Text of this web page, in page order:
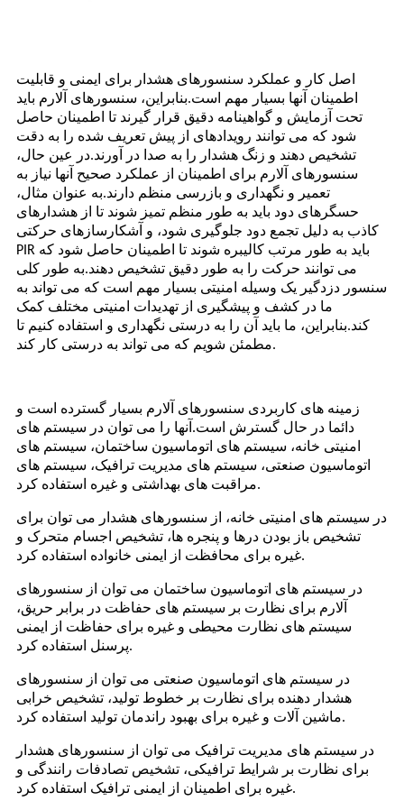
اصل کار و عملکرد سنسورهای هشدار برای ایمنی و قابلیت
اطمینان آنها بسیار مهم است.بنابراین، سنسورهای آلارم باید
تحت آزمایش و گواهینامه دقیق قرار گیرند تا اطمینان حاصل
شود که می توانند رویدادهای از پیش تعریف شده را به دقت
تشخیص دهند و زنگ هشدار را به صدا در آورند.در عین حال،
سنسورهای آلارم برای اطمینان از عملکرد صحیح آنها نیاز به
تعمیر و نگهداری و بازرسی منظم دارند.به عنوان مثال،
حسگرهای دود باید به طور منظم تمیز شوند تا از هشدارهای
کاذب به دلیل تجمع دود جلوگیری شود، و آشکارسازهای حرکتی
PIR باید به طور مرتب کالیبره شوند تا اطمینان حاصل شود که
می توانند حرکت را به طور دقیق تشخیص دهند.به طور کلی
سنسور دزدگیر یک وسیله امنیتی بسیار مهم است که می تواند به
ما در کشف و پیشگیری از تهدیدات امنیتی مختلف کمک
کند.بنابراین، ما باید آن را به درستی نگهداری و استفاده کنیم تا
مطمئن شویم که می تواند به درستی کار کند.
زمینه های کاربردی سنسورهای آلارم بسیار گسترده است و
دائما در حال گسترش است.آنها را می توان در سیستم های
امنیتی خانه، سیستم های اتوماسیون ساختمان، سیستم های
اتوماسیون صنعتی، سیستم های مدیریت ترافیک، سیستم های
مراقبت های بهداشتی و غیره استفاده کرد.
در سیستم های امنیتی خانه، از سنسورهای هشدار می توان برای
تشخیص باز بودن درها و پنجره ها، تشخیص اجسام متحرک و
غیره برای محافظت از ایمنی خانواده استفاده کرد.
در سیستم های اتوماسیون ساختمان می توان از سنسورهای
آلارم برای نظارت بر سیستم های حفاظت در برابر حریق،
سیستم های نظارت محیطی و غیره برای حفاظت از ایمنی
پرسنل استفاده کرد.
در سیستم های اتوماسیون صنعتی می توان از سنسورهای
هشدار دهنده برای نظارت بر خطوط تولید، تشخیص خرابی
ماشین آلات و غیره برای بهبود راندمان تولید استفاده کرد.
در سیستم های مدیریت ترافیک می توان از سنسورهای هشدار
برای نظارت بر شرایط ترافیکی، تشخیص تصادفات رانندگی و
غیره برای اطمینان از ایمنی ترافیک استفاده کرد.